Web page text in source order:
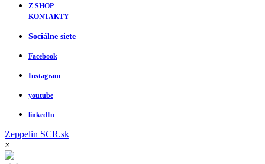
Z SHOP
KONTAKTY
Sociálne siete
Facebook
Instagram
youtube
linkedIn
Zeppelin SCR.sk
×